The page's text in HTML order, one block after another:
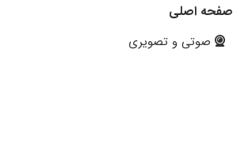
صفحه اصلی
صوتی و تصویری